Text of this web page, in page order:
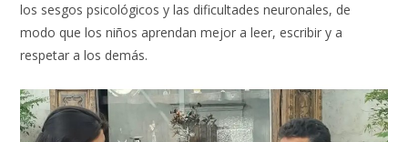
los sesgos psicológicos y las dificultades neuronales, de
modo que los niños aprendan mejor a leer, escribir y a
respetar a los demás.